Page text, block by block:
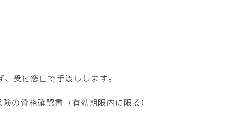
受付窓口で手渡しします。
の資格確認書（有効期限内に限る）